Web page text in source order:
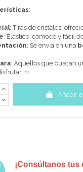
:
: Tiras de cristales,
: Elástico, cómodo y fácil
: Se envía en una
: Aquellos que buscan
✨
Añadir
¡Consúltanos tus